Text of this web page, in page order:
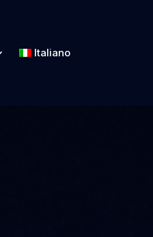
Italiano